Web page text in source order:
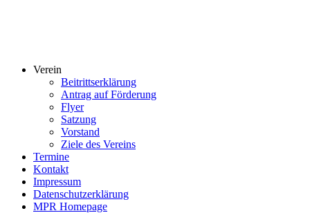
Verein
Beitrittserklärung
Antrag auf Förderung
Flyer
Satzung
Vorstand
Ziele des Vereins
Termine
Kontakt
Impressum
Datenschutzerklärung
MPR Homepage